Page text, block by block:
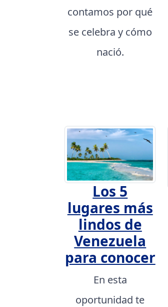
contamos por qué
se celebra y cómo
nació.
Los 5
lugares más
lindos de
Venezuela
para conocer
En esta
oportunidad te